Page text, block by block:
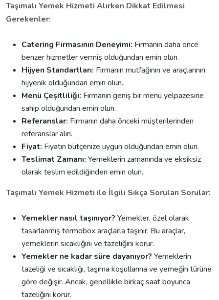
Taşımalı Yemek Hizmeti Alırken Dikkat Edilmesi
Gerekenler:
Catering Firmasının Deneyimi: Firmanın daha önce
benzer hizmetler vermiş olduğundan emin olun.
Hijyen Standartları: Firmanın mutfağının ve araçlarının
hijyenik olduğundan emin olun.
Menü Çeşitliliği: Firmanın geniş bir menü yelpazesine
sahip olduğundan emin olun.
Referanslar: Firmanın daha önceki müşterilerinden
referanslar alın.
Fiyat: Fiyatın bütçenize uygun olduğundan emin olun.
Teslimat Zamanı: Yemeklerin zamanında ve eksiksiz
olarak teslim edildiğinden emin olun.
Taşımalı Yemek Hizmeti ile İlgili Sıkça Sorulan Sorular:
Yemekler nasıl taşınıyor? Yemekler, özel olarak
tasarlanmış termobox araçlarla taşınır. Bu araçlar,
yemeklerin sıcaklığını ve tazeliğini korur.
Yemekler ne kadar süre dayanıyor? Yemeklerin
tazeliği ve sıcaklığı, taşıma koşullarına ve yemeğin türüne
göre değişir. Ancak, genellikle birkaç saat boyunca
tazeliğini korur.